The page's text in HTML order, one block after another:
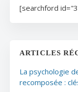
[searchford
ARTICLES
La psychologie
recomposée :